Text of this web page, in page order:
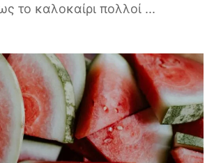
το καλοκαίρι πολλοί ...